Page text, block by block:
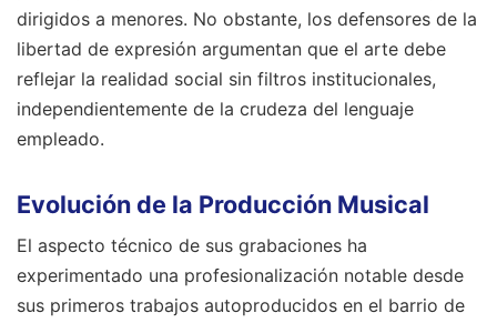
dirigidos a menores. No obstante, los defensores de la
libertad de expresión argumentan que el arte debe
reflejar la realidad social sin filtros institucionales,
independientemente de la crudeza del lenguaje
empleado.
Evolución de la Producción Musical
El aspecto técnico de sus grabaciones ha
experimentado una profesionalización notable desde
sus primeros trabajos autoproducidos en el barrio de